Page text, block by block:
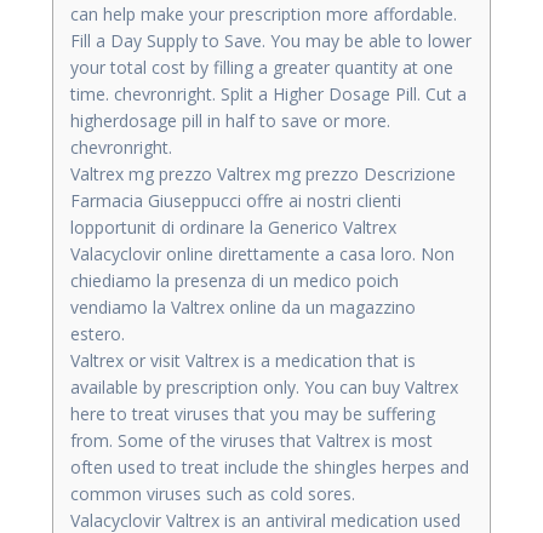
can help make your prescription more affordable.
Fill a Day Supply to Save. You may be able to lower
your total cost by filling a greater quantity at one
time. chevronright. Split a Higher Dosage Pill. Cut a
higherdosage pill in half to save or more.
chevronright.
Valtrex mg prezzo Valtrex mg prezzo Descrizione
Farmacia Giuseppucci offre ai nostri clienti
lopportunit di ordinare la Generico Valtrex
Valacyclovir online direttamente a casa loro. Non
chiediamo la presenza di un medico poich
vendiamo la Valtrex online da un magazzino
estero.
Valtrex or visit Valtrex is a medication that is
available by prescription only. You can buy Valtrex
here to treat viruses that you may be suffering
from. Some of the viruses that Valtrex is most
often used to treat include the shingles herpes and
common viruses such as cold sores.
Valacyclovir Valtrex is an antiviral medication used